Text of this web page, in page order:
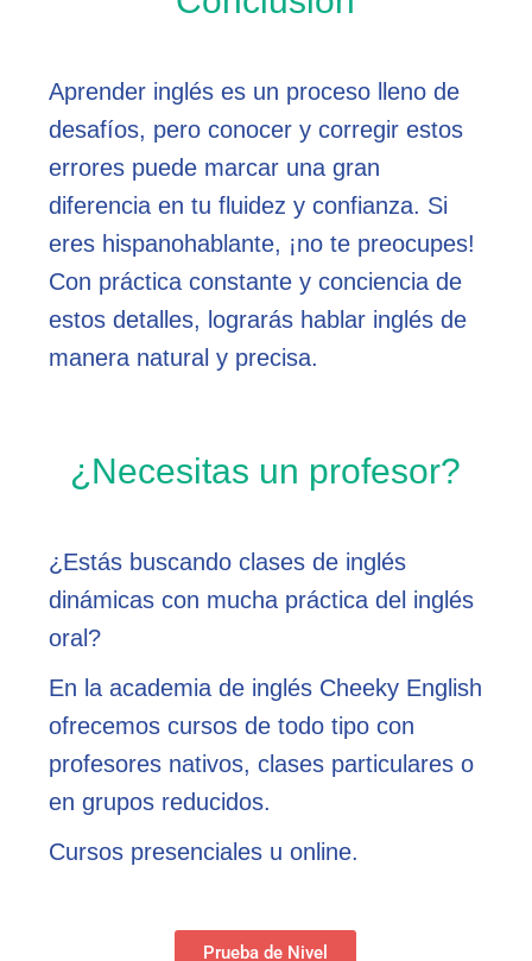
Aprender inglés es un proceso lleno de
desafíos, pero conocer y corregir estos
errores puede marcar una gran
diferencia en tu fluidez y confianza. Si
eres hispanohablante, ¡no te preocupes!
Con práctica constante y conciencia de
estos detalles, lograrás hablar inglés de
manera natural y precisa.
¿Necesitas un profesor?
¿Estás buscando clases de inglés
dinámicas con mucha práctica del inglés
oral?
En la academia de inglés Cheeky English
ofrecemos cursos de todo tipo con
profesores nativos, clases particulares o
en grupos reducidos.
Cursos presenciales u online.
Prueba de Nivel